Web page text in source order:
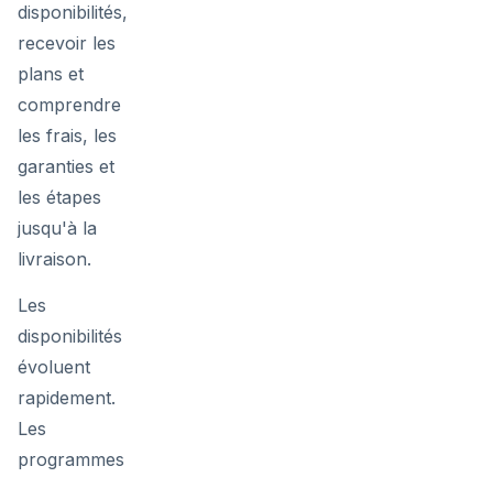
disponibilités,
recevoir les
plans et
comprendre
les frais, les
garanties et
les étapes
jusqu'à la
livraison.
Les
disponibilités
évoluent
rapidement.
Les
programmes